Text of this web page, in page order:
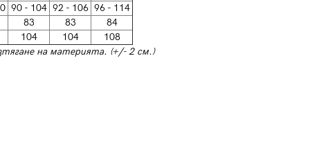
90 - 104 92 - 106 96 - 114
83 83
84
104 104
108
на материята. (+/- 2 см.)